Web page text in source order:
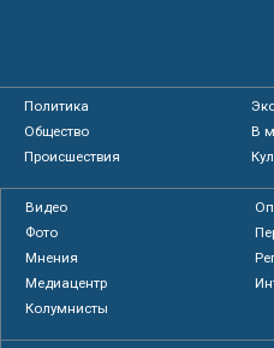
Политика
Общество
В
Происшествия
Видео
Фото
Мнения
Медиацентр
Колумнисты